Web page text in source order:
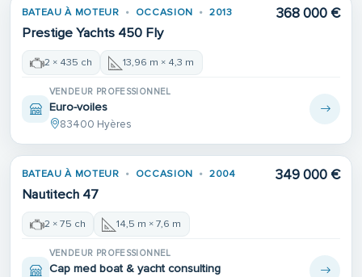
BATEAU À MOTEUR OCCASION 2013
Prestige Yachts 450 Fly
368 000 €
2 × 435 ch 13,96 m × 4,3 m
VENDEUR PROFESSIONNEL
Euro-voiles
83400 Hyères
BATEAU À MOTEUR OCCASION 2004
Nautitech 47
349 000 €
2 × 75 ch 14,5 m × 7,6 m
VENDEUR PROFESSIONNEL
Cap med boat & yacht consulting